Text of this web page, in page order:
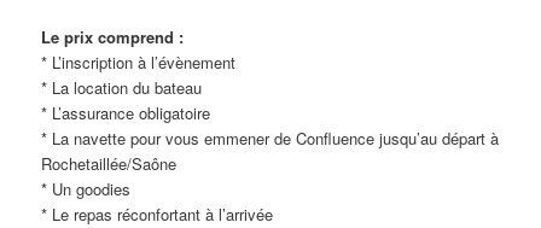
Le prix comprend :
* L’inscription à l’évènement
* La location du bateau
* L’assurance obligatoire
* La navette pour vous emmener de Confluence jusqu’au départ à
Rochetaillée/Saône
* Un goodies
* Le repas réconfortant à l’arrivée